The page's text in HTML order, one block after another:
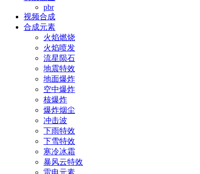
pbr
视频合成
合成元素
火焰燃烧
火焰喷发
流星陨石
地震特效
地面爆炸
空中爆炸
核爆炸
爆炸烟尘
冲击波
下雨特效
下雪特效
寒冷冰霜
暴风云特效
雷电元素